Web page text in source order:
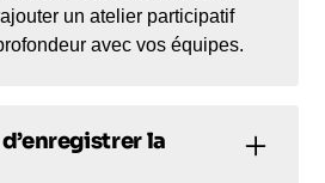
un atelier participatif
avec vos équipes.
la